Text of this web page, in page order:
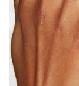
Woman
Parenting
Working Girl
Real Women